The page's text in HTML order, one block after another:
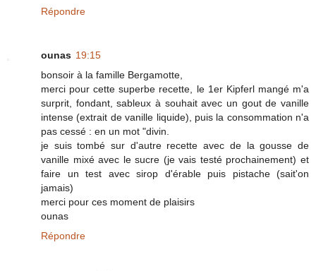
Répondre
ounas 19:15
bonsoir à la famille Bergamotte,
merci pour cette superbe recette, le 1er Kipferl mangé m'a
surprit, fondant, sableux à souhait avec un gout de vanille
intense (extrait de vanille liquide), puis la consommation n'a
pas cessé : en un mot "divin.
je suis tombé sur d'autre recette avec de la gousse de
vanille mixé avec le sucre (je vais testé prochainement) et
faire un test avec sirop d'érable puis pistache (sait'on
jamais)
merci pour ces moment de plaisirs
ounas
Répondre